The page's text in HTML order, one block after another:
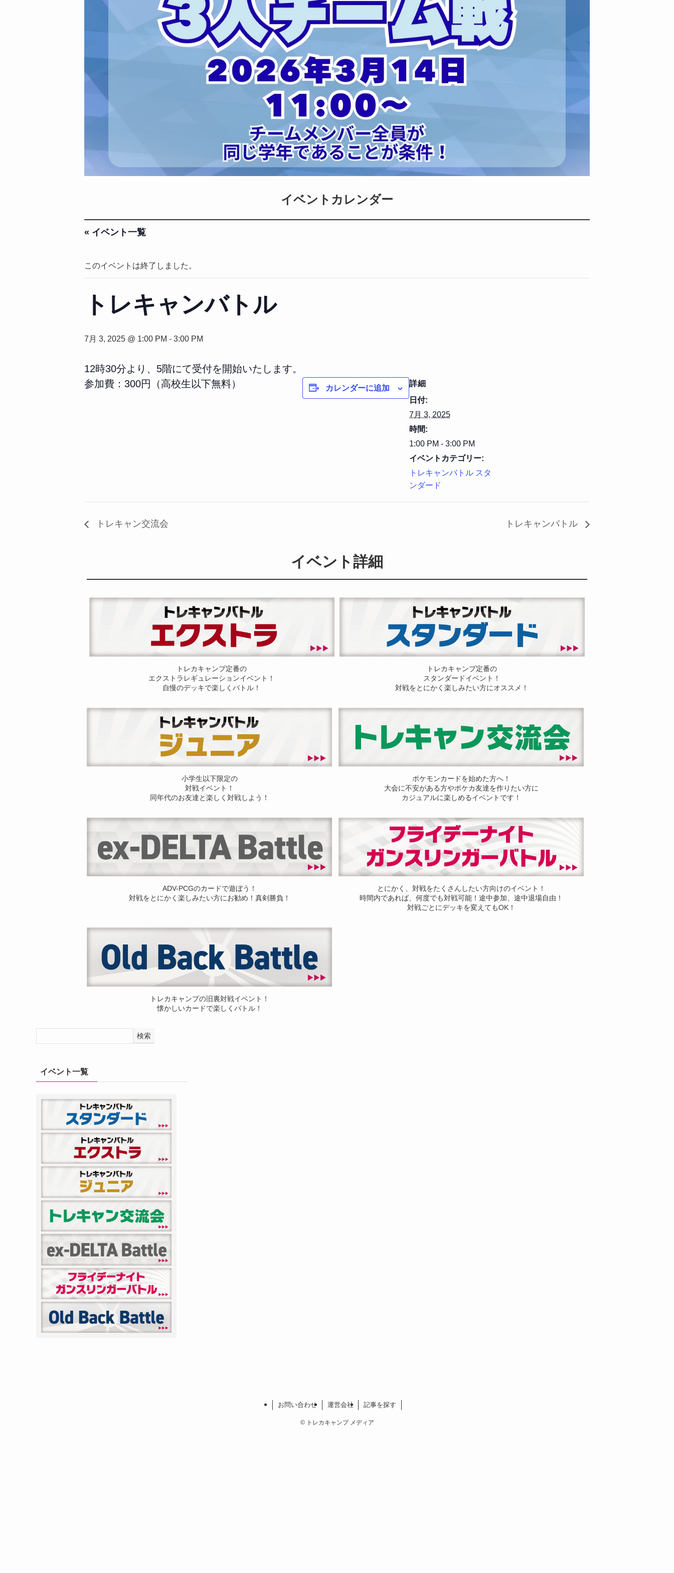
イベントカレンダー
« イベント一覧
このイベントは終了しました。
トレキャンバトル
7月 3, 2025 @ 1:00 PM - 3:00 PM
12時30分より、5階にて受付を開始いたします。
参加費：300円（高校生以下無料）
カレンダーに追加
詳細
日付:
7月 3, 2025
時間:
1:00 PM - 3:00 PM
イベントカテゴリー:
トレキャンバトル スタ
ンダード
トレキャン交流会 トレキャンバトル
イベント詳細
トレカキャンプ定番の
エクストラレギュレーションイベント！
自慢のデッキで楽しくバトル！
トレカキャンプ定番の
スタンダードイベント！
対戦をとにかく楽しみたい方にオススメ！
小学生以下限定の
対戦イベント！
同年代のお友達と楽しく対戦しよう！
ポケモンカードを始めた方へ！
大会に不安がある方やポケカ友達を作りたい方に
カジュアルに楽しめるイベントです！
ADV-PCGのカードで遊ぼう！
対戦をとにかく楽しみたい方にお勧め！真剣勝負！
とにかく、対戦をたくさんしたい方向けのイベント！
時間内であれば、何度でも対戦可能！途中参加、途中退場自由！
対戦ごとにデッキを変えてもOK！
トレカキャンプの旧裏対戦イベント！
懐かしいカードで楽しくバトル！
検索
イベント一覧
お問い合わせ 運営会社 記事を探す
©トレカキャンプ メディア